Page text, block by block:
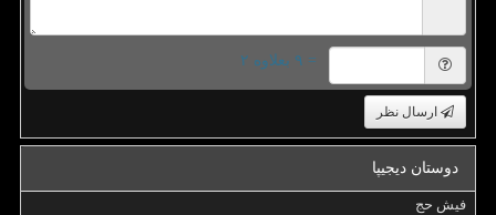
= ۹ بعلاوه ۲
ارسال نظر
دوستان دیجیپا
فیش حج